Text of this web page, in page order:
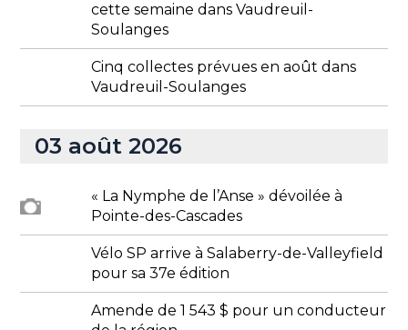
cette semaine dans Vaudreuil-
Soulanges
Cinq collectes prévues en août dans
Vaudreuil-Soulanges
03 août 2026
« La Nymphe de l’Anse » dévoilée à
Pointe-des-Cascades
Vélo SP arrive à Salaberry-de-Valleyfield
pour sa 37e édition
Amende de 1 543 $ pour un conducteur